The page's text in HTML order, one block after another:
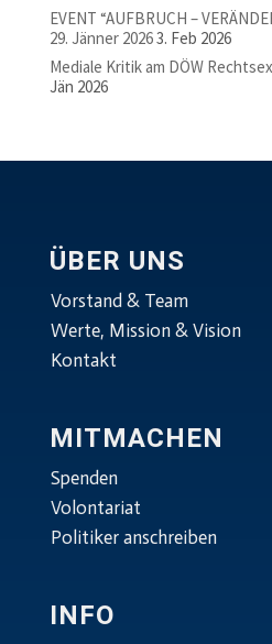
EVENT “AUFBRUCH –
29. Jänner 20263. Feb 2026
Mediale Kritik am DÖW
Jän 2026
ÜBER UNS
Vorstand & Team
Werte, Mission & Vision
Kontakt
MITMACHEN
Spenden
Volontariat
Politiker anschreiben
INFO